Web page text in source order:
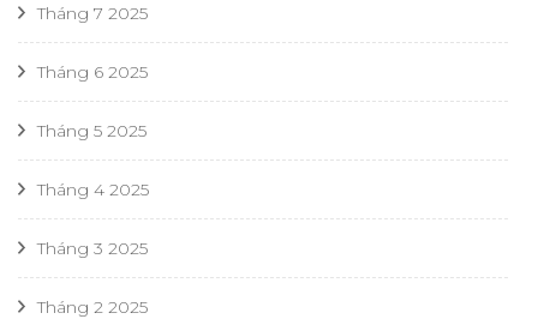
Tháng 7 2025
Tháng 6 2025
Tháng 5 2025
Tháng 4 2025
Tháng 3 2025
Tháng 2 2025